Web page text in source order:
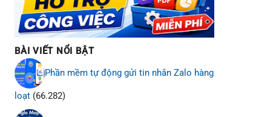
BÀI VIẾT NỔI BẬT
Phần mềm tự động gửi tin nhắn Zalo hàng
loạt (66.282)